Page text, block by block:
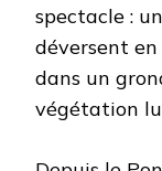
spectacle :
déversent
dans un
végétation